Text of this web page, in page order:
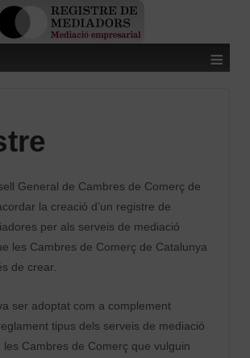
≡
General de Cambres de Comerç de
la creació d’un registre de
per als serveis de mediació
les Cambres de Comerç de Catalunya
de crear.
ser adoptat com a complement
tipus dels serveis de mediació
les Cambres de Comerç que vulguin